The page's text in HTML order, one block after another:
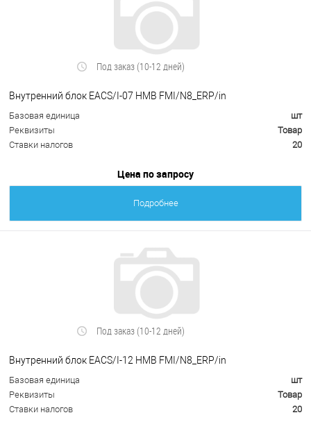
Под заказ (10-12 дней)
Внутренний блок EACS/I-07 HMB FMI/N8_ERP/in
Базовая единица
шт
Реквизиты
Товар
Ставки налогов
20
Цена по запросу
Подробнее
Под заказ (10-12 дней)
Внутренний блок EACS/I-12 HMB FMI/N8_ERP/in
Базовая единица
шт
Реквизиты
Товар
Ставки налогов
20